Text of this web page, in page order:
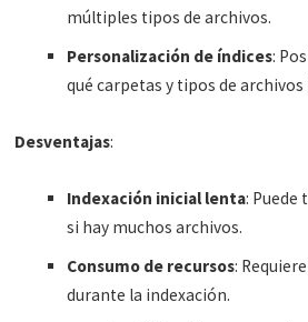
múltiples tipos de archivos.
Personalización de índices:
qué carpetas y tipos de archivos
Desventajas:
Indexación inicial lenta: Puede
si hay muchos archivos.
Consumo de recursos:
durante la indexación.